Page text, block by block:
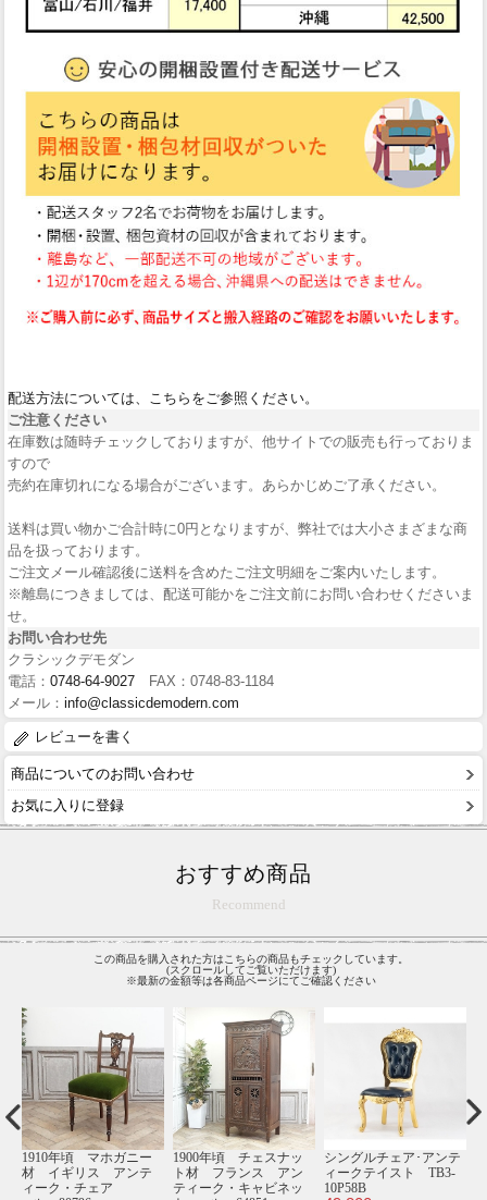
配送方法については、こちらをご参照ください。
ご注意ください
在庫数は随時チェックしておりますが、他サイトでの販売も行っておりま
すので
売約在庫切れになる場合がございます。あらかじめご了承ください。
送料は買い物かご合計時に0円となりますが、弊社では大小さまざまな商
品を扱っております。
ご注文メール確認後に送料を含めたご注文明細をご案内いたします。
※離島につきましては、配送可能かをご注文前にお問い合わせくださいま
せ。
お問い合わせ先
クラシックデモダン
電話： 0748-64-9027 FAX：0748-83-1184
メール： info@classicdemodern.com
レビューを書く
商品についてのお問い合わせ
お気に入りに登録
おすすめ商品
Recommend
この商品を購入された方はこちらの商品もチェックしています。
(スクロールしてご覧いただけます)
※最新の金額等は各商品ページにてご確認ください
1910年頃 マホガニー
材 イギリス アンテ
ィーク・チェア
1900年頃 チェスナッ
ト材 フランス アン
ティーク・キャビネッ
シングルチェア･アンテ
ィークテイスト TB3-
10P58B